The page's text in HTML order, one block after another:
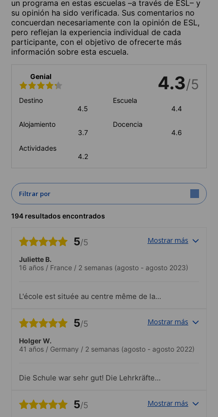
un programa en estas escuelas –a través de ESL– y
su opinión ha sido verificada. Sus comentarios no
concuerdan necesariamente con la opinión de ESL,
pero reflejan la experiencia individual de cada
participante, con el objetivo de ofrecerte más
información sobre esta escuela.
Genial 4.3/5
Destino
4.5
Escuela
4.4
Alojamiento
3.7
Docencia
4.6
Actividades
4.2
Filtrar por
194 resultados encontrados
5/5 Mostrar más
Juliette B.
16 años / France / 2 semanas (agosto - agosto 2023)
L'école est située au centre même de la
accueillant, bienveillant et disponible afin
activités proposées par l'école étaient
diverses, variées et j'ai eu la possibilité
activités était très disponible, à l'écoute,
5/5 Mostrar más
Holger W.
41 años / Germany / 2 semanas (agosto - agosto 2022)
Die Schule war sehr gut! Die Lehrkräfte
Unterricht war immer interessant und hat
5/5 Mostrar más